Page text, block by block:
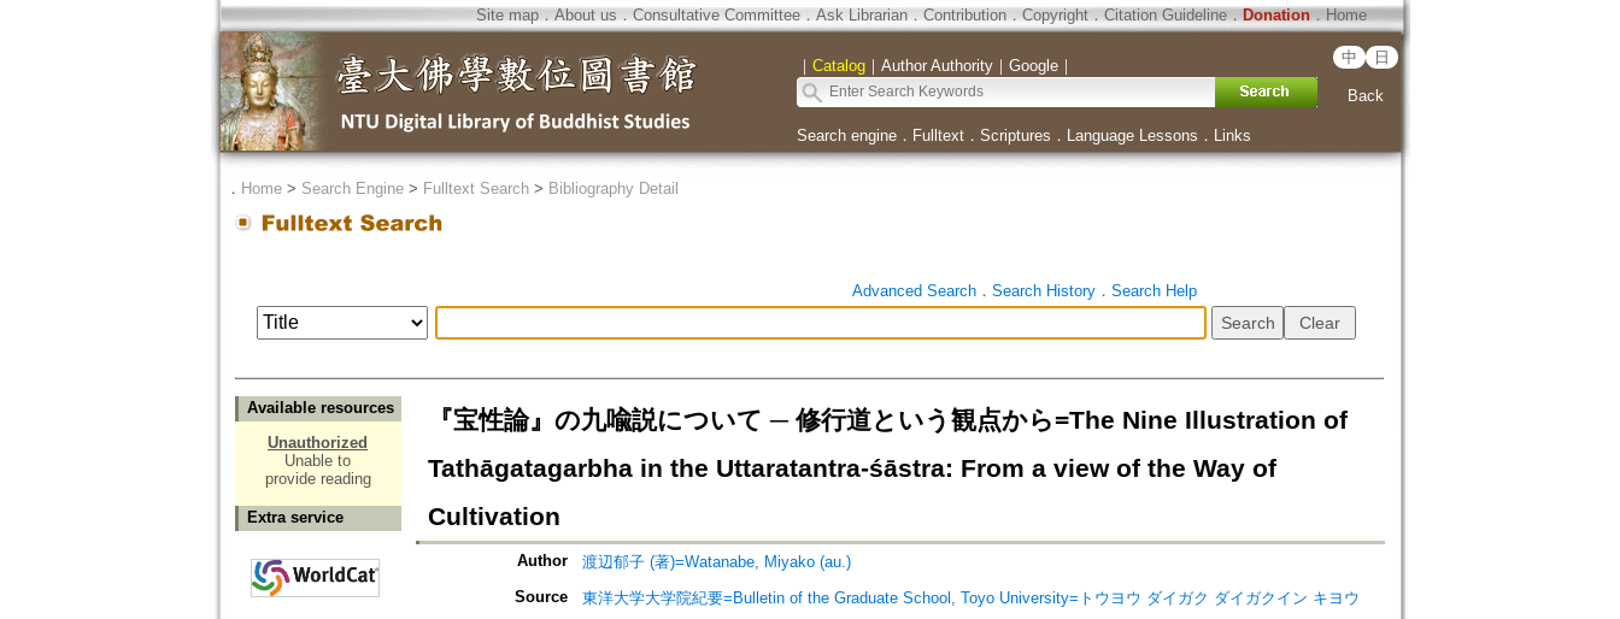
Site map．About us ． Consultative Committee． Ask Librarian． Contribution．Copyright．Citation Guideline． Donation．Home
｜ Catalog｜ Author Authority｜ Google｜ 中 日
Back
Search engine． Fulltext． Scriptures ． Language Lessons ． Links
． Home> Search Engine> Fulltext Search> Bibliography Detail
Advanced Search． Search History． Search Help
Available resources
Unauthorized
Unable to
provide reading
Extra service
『宝性論』の九喩説について ─ 修行道という観点から=The Nine Illustration of
Tathāgatagarbha in the Uttaratantra-śāstra: From a view of the Way of
Cultivation
Author
渡辺郁子 (著)=Watanabe, Miyako (au.)
Source
東洋大学大学院紀要=Bulletin of the Graduate School, Toyo University=トウヨウ ダイガク ダイガクイン キヨウ